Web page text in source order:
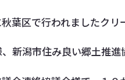
葉区で行われましたクリ
新潟市住み良い郷土推進